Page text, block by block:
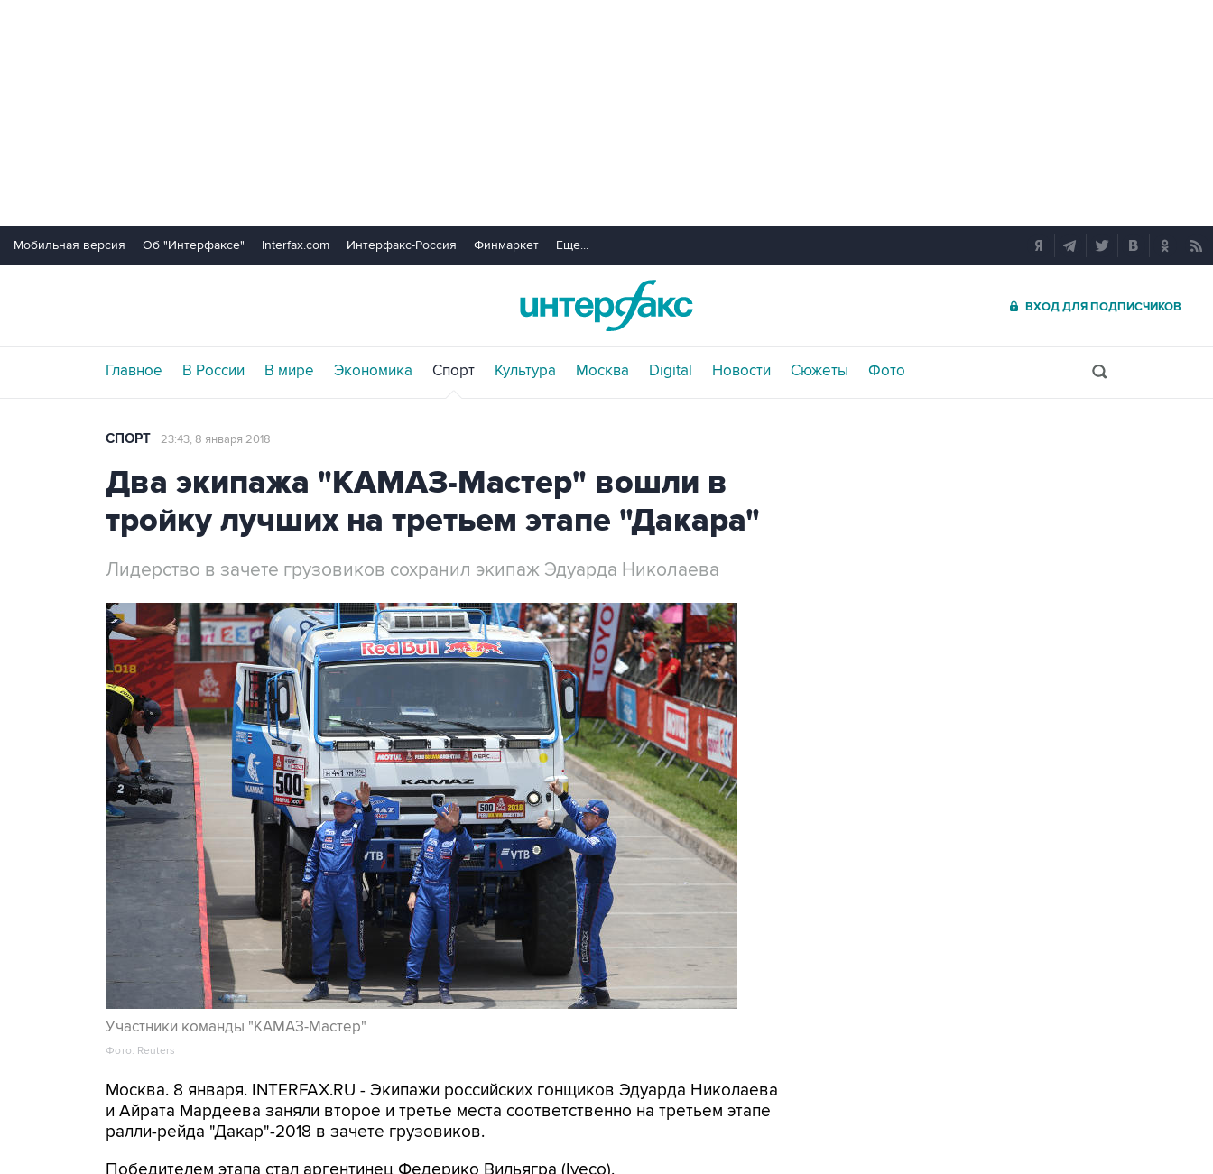
Мобильная версия Об "Интерфаксе" Interfax.com Интерфакс-Россия Финмаркет Еще...
ВХОД ДЛЯ ПОДПИСЧИКОВ
Главное В России В мире Экономика Спорт Культура Москва Digital Новости Сюжеты Фото
СПОРТ 23:43, 8 января 2018
Два экипажа "КАМАЗ-Мастер" вошли в
тройку лучших на третьем этапе "Дакара"
Лидерство в зачете грузовиков сохранил экипаж Эдуарда Николаева
Участники команды "КАМАЗ-Мастер"
Фото: Reuters
Москва. 8 января. INTERFAX.RU - Экипажи российских гонщиков Эдуарда Николаева
и Айрата Мардеева заняли второе и третье места соответственно на третьем этапе
ралли-рейда "Дакар"-2018 в зачете грузовиков.